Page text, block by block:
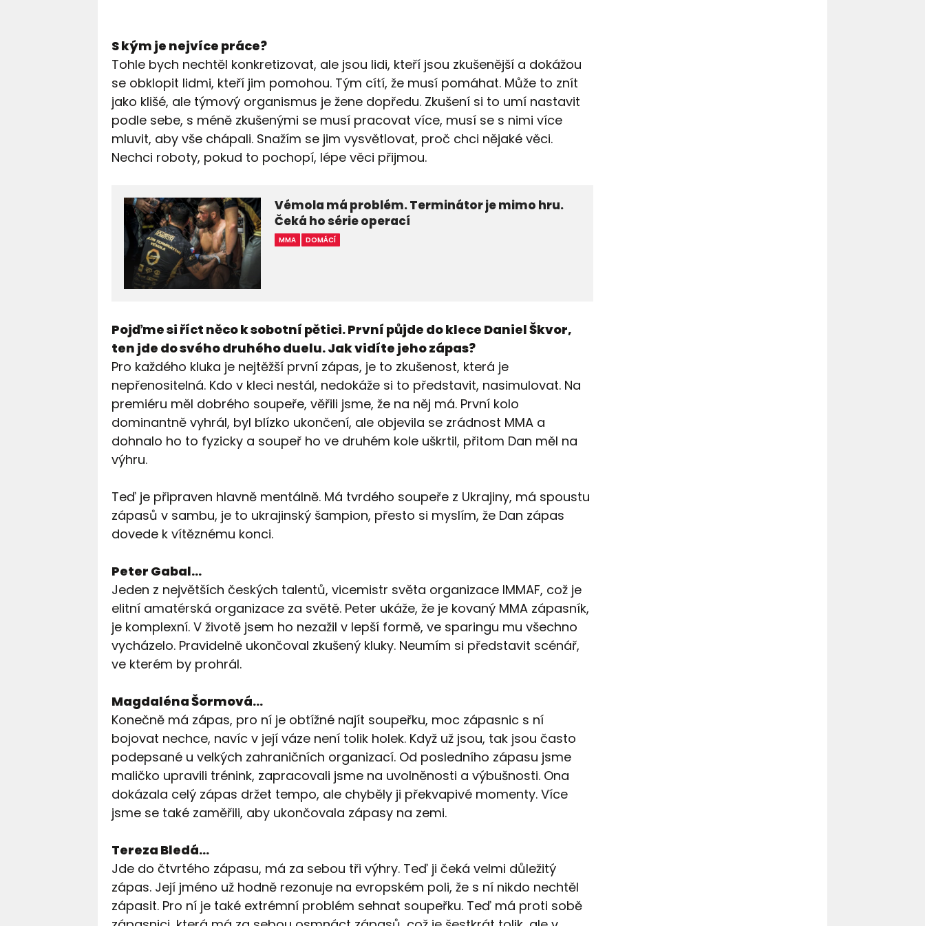
S kým je nejvíce práce?
Tohle bych nechtěl konkretizovat, ale jsou lidi, kteří jsou zkušenější a dokážou
se obklopit lidmi, kteří jim pomohou. Tým cítí, že musí pomáhat. Může to znít
jako klišé, ale týmový organismus je žene dopředu. Zkušení si to umí nastavit
podle sebe, s méně zkušenými se musí pracovat více, musí se s nimi více
mluvit, aby vše chápali. Snažím se jim vysvětlovat, proč chci nějaké věci.
Nechci roboty, pokud to pochopí, lépe věci přijmou.
Vémola má problém. Terminátor je mimo hru.
Čeká ho série operací
MMA DOMÁCÍ
Pojďme si říct něco k sobotní pětici. První půjde do klece Daniel Škvor,
ten jde do svého druhého duelu. Jak vidíte jeho zápas?
Pro každého kluka je nejtěžší první zápas, je to zkušenost, která je
nepřenositelná. Kdo v kleci nestál, nedokáže si to představit, nasimulovat. Na
premiéru měl dobrého soupeře, věřili jsme, že na něj má. První kolo
dominantně vyhrál, byl blízko ukončení, ale objevila se zrádnost MMA a
dohnalo ho to fyzicky a soupeř ho ve druhém kole uškrtil, přitom Dan měl na
výhru.
Teď je připraven hlavně mentálně. Má tvrdého soupeře z Ukrajiny, má spoustu
zápasů v sambu, je to ukrajinský šampion, přesto si myslím, že Dan zápas
dovede k vítěznému konci.
Peter Gabal…
Jeden z největších českých talentů, vicemistr světa organizace IMMAF, což je
elitní amatérská organizace za světě. Peter ukáže, že je kovaný MMA zápasník,
je komplexní. V životě jsem ho nezažil v lepší formě, ve sparingu mu všechno
vycházelo. Pravidelně ukončoval zkušený kluky. Neumím si představit scénář,
ve kterém by prohrál.
Magdaléna Šormová…
Konečně má zápas, pro ní je obtížné najít soupeřku, moc zápasnic s ní
bojovat nechce, navíc v její váze není tolik holek. Když už jsou, tak jsou často
podepsané u velkých zahraničních organizací. Od posledního zápasu jsme
maličko upravili trénink, zapracovali jsme na uvolněnosti a výbušnosti. Ona
dokázala celý zápas držet tempo, ale chyběly ji překvapivé momenty. Více
jsme se také zaměřili, aby ukončovala zápasy na zemi.
Tereza Bledá…
Jde do čtvrtého zápasu, má za sebou tři výhry. Teď ji čeká velmi důležitý
zápas. Její jméno už hodně rezonuje na evropském poli, že s ní nikdo nechtěl
zápasit. Pro ní je také extrémní problém sehnat soupeřku. Teď má proti sobě